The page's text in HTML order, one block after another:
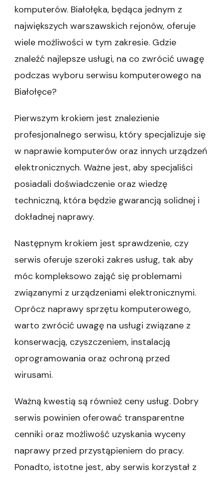
komputerów. Białołęka, będąca jednym z
największych warszawskich rejonów, oferuje
wiele możliwości w tym zakresie. Gdzie
znaleźć najlepsze usługi, na co zwrócić uwagę
podczas wyboru serwisu komputerowego na
Białołęce?
Pierwszym krokiem jest znalezienie
profesjonalnego serwisu, który specjalizuje się
w naprawie komputerów oraz innych urządzeń
elektronicznych. Ważne jest, aby specjaliści
posiadali doświadczenie oraz wiedzę
techniczną, która będzie gwarancją solidnej i
dokładnej naprawy.
Następnym krokiem jest sprawdzenie, czy
serwis oferuje szeroki zakres usług, tak aby
móc kompleksowo zająć się problemami
związanymi z urządzeniami elektronicznymi.
Oprócz naprawy sprzętu komputerowego,
warto zwrócić uwagę na usługi związane z
konserwacją, czyszczeniem, instalacją
oprogramowania oraz ochroną przed
wirusami.
Ważną kwestią są również ceny usług. Dobry
serwis powinien oferować transparentne
cenniki oraz możliwość uzyskania wyceny
naprawy przed przystąpieniem do pracy.
Ponadto, istotne jest, aby serwis korzystał z